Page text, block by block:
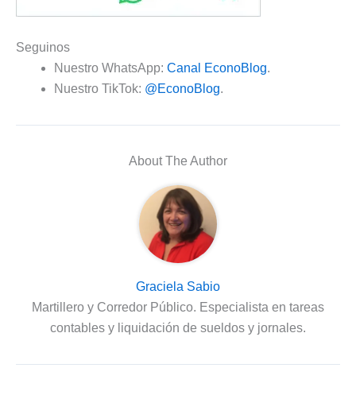
Seguinos
Nuestro WhatsApp: Canal EconoBlog.
Nuestro TikTok: @EconoBlog.
About The Author
Graciela Sabio
Martillero y Corredor Público. Especialista en tareas
contables y liquidación de sueldos y jornales.